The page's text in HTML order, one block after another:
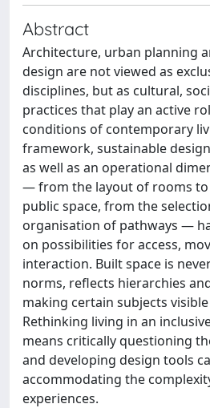
Abstract
Architecture, urban planning
design are not viewed as
disciplines, but as cultural,
practices that play an active
conditions of contemporary
framework, sustainable
as well as an operational
— from the layout of rooms
public space, from the
organisation of pathways —
on possibilities for access,
interaction. Built space is
norms, reflects hierarchies
making certain subjects
Rethinking living in an
means critically questioning
and developing design tools
accommodating the
experiences.